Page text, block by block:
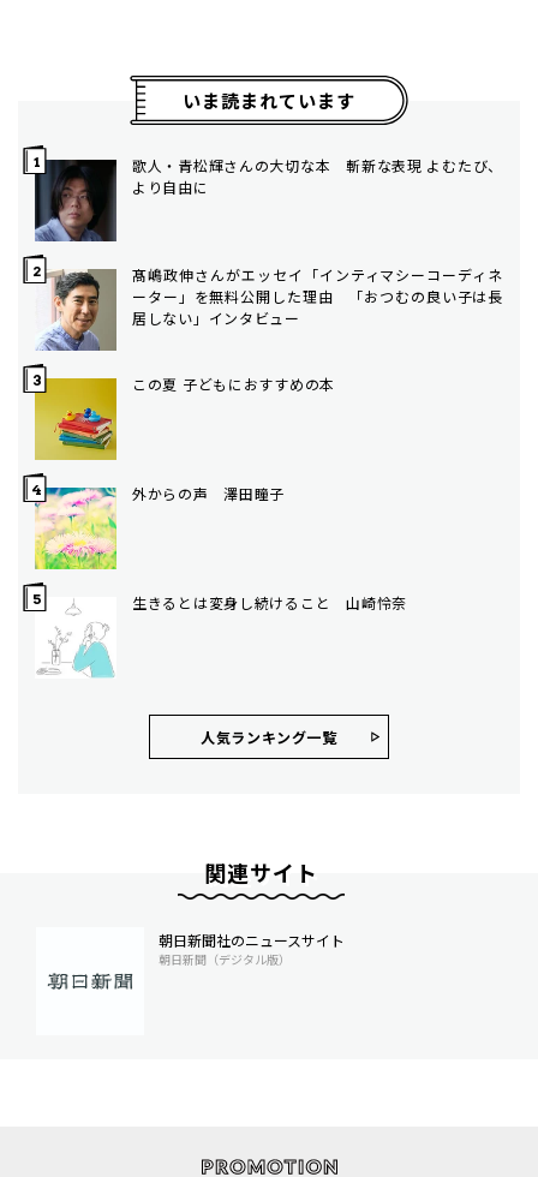
いま読まれています
歌人・青松輝さんの大切な本 斬新な表現 よむたび、
より自由に
髙嶋政伸さんがエッセイ「インティマシーコーディネ
ーター」を無料公開した理由 「おつむの良い子は長
居しない」インタビュー
この夏 子どもにおすすめの本
外からの声 澤田瞳子
生きるとは変身し続けること 山崎怜奈
人気ランキング⼀覧
関連サイト
朝日新聞社のニュースサイト
朝日新聞（デジタル版）